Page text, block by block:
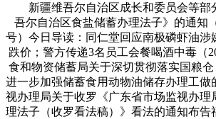
新疆维吾尔自治区成长和委员会等部
吾尔自治区食盐储蓄办理法子》的通知
号）今日导读：同仁堂回应南极磷虾油涉
跌价；警方传递3名员工会餐喝酒中毒（
食和物资储蓄局关于深切贯彻落实国粮仓
进一步加强储蓄食用动物油储存办理工做
视办理局关于收罗《广东省市场监视办理
理法子（收罗看法稿）》看法的通知布告